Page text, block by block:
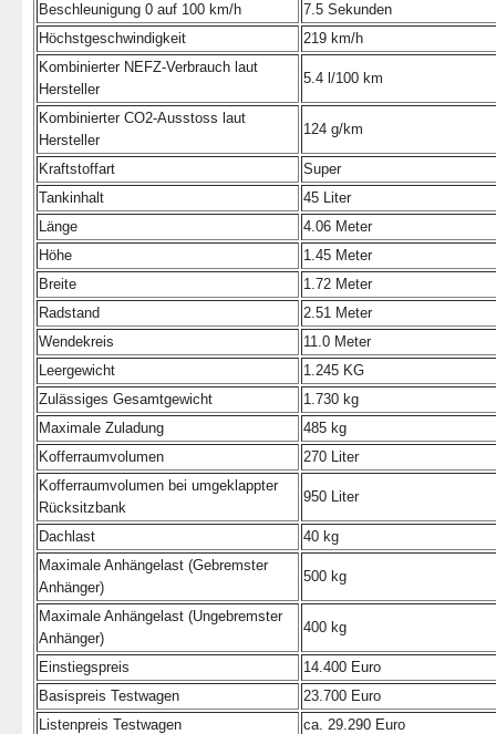
Beschleunigung 0 auf 100 km/h
7.5 Sekunden
Höchstgeschwindigkeit
219 km/h
Kombinierter NEFZ-Verbrauch laut
Hersteller
5.4 l/100 km
Kombinierter CO2-Ausstoss laut
Hersteller
124 g/km
Kraftstoffart
Super
Tankinhalt
45 Liter
Länge
4.06 Meter
Höhe
1.45 Meter
Breite
1.72 Meter
Radstand
2.51 Meter
Wendekreis
11.0 Meter
Leergewicht
1.245 KG
Zulässiges Gesamtgewicht
1.730 kg
Maximale Zuladung
485 kg
Kofferraumvolumen
270 Liter
Kofferraumvolumen bei umgeklappter
Rücksitzbank
950 Liter
Dachlast
40 kg
Maximale Anhängelast (Gebremster
Anhänger)
500 kg
Maximale Anhängelast (Ungebremster
Anhänger)
400 kg
Einstiegspreis
14.400 Euro
Basispreis Testwagen
23.700 Euro
Listenpreis Testwagen
ca. 29.290 Euro